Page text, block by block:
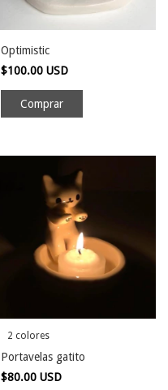
Optimistic
$100.00 USD
2 colores
Portavelas gatito
$80.00 USD